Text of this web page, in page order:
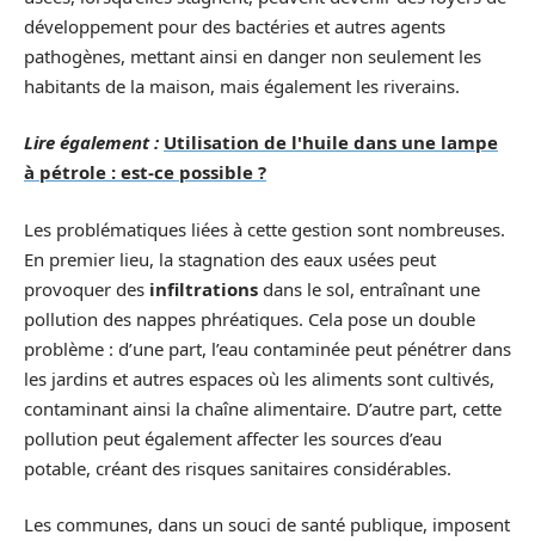
développement pour des bactéries et autres agents
pathogènes, mettant ainsi en danger non seulement les
habitants de la maison, mais également les riverains.
Lire également : Utilisation de l'huile dans une lampe
à pétrole : est-ce possible ?
Les problématiques liées à cette gestion sont nombreuses.
En premier lieu, la stagnation des eaux usées peut
provoquer des infiltrations dans le sol, entraînant une
pollution des nappes phréatiques. Cela pose un double
problème : d’une part, l’eau contaminée peut pénétrer dans
les jardins et autres espaces où les aliments sont cultivés,
contaminant ainsi la chaîne alimentaire. D’autre part, cette
pollution peut également affecter les sources d’eau
potable, créant des risques sanitaires considérables.
Les communes, dans un souci de santé publique, imposent